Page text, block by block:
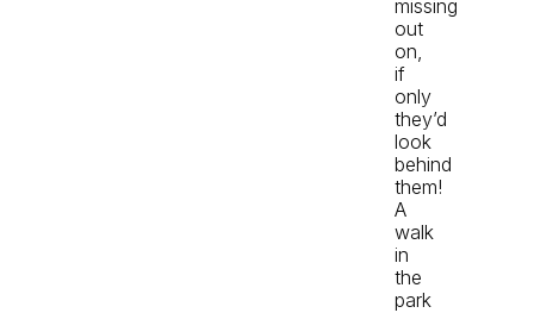
missing
out
on,
if
only
they’d
look
behind
them!
A
walk
in
the
park